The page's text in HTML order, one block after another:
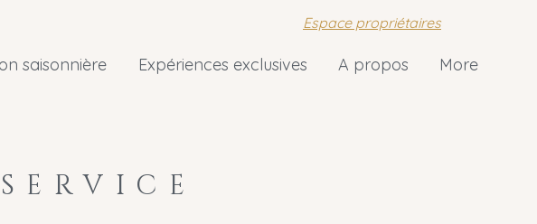
saisonnière Expériences exclusives A propos More
Espace propriétaires